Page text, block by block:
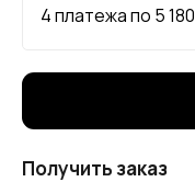
4 платежа по 5 180
Получить заказ